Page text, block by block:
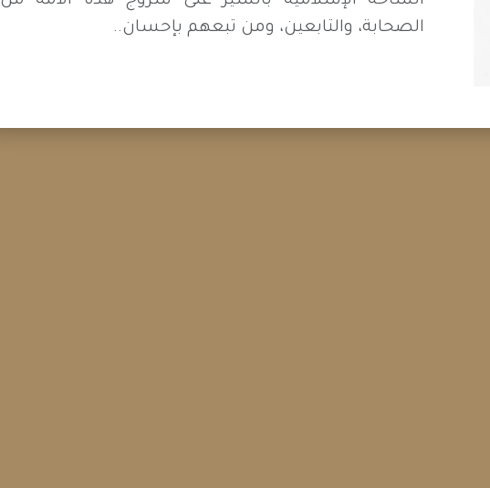
الصحابة، والتابعين، ومن تبعهم بإحسان..